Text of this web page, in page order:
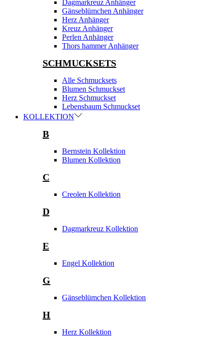
Dagmarkreuz Anhänger
Gänseblümchen Anhänger
Herz Anhänger
Kreuz Anhänger
Perlen Anhänger
Thors hammer Anhänger
SCHMUCKSETS
Alle Schmucksets
Blumen Schmuckset
Herz Schmuckset
Lebensbaum Schmuckset
KOLLEKTION
B
Bernstein Kollektion
Blumen Kollektion
C
Creolen Kollektion
D
Dagmarkreuz Kollektion
E
Engel Kollektion
G
Gänseblümchen Kollektion
H
Herz Kollektion